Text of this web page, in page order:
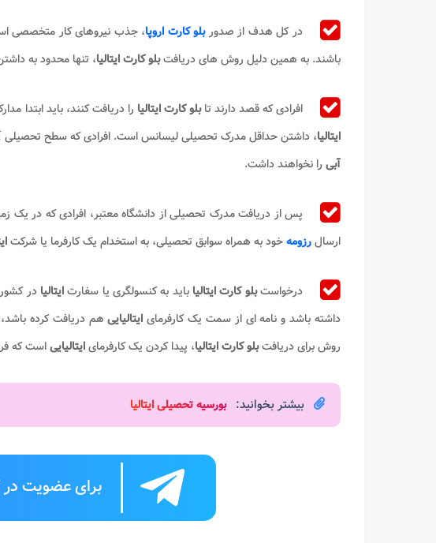
در کل هدف از صدوربلو کارت اروپا، جذب نیروهای کار متخصصی
باشند. به همین دلیل روش های دریافتبلو کارت ایتالیا، تنها محدود به
افرادی که قصد دارند تابلو کارت ایتالیا را دریافت کنند، باید ابتدا
ایتالیا، داشتن حداقل مدرک تحصیلی لیسانس است. افرادی که سطح تحصیلی
آبی را نخواهند داشت.
ارسالرزومهخود به همراه سوابق تحصیلی، به استخدام یک کارفرما یا شرکت
درخواستبلو کارت ایتالیا باید به کنسولگری یا سفارتایتالیادر
داشته باشد و نامه ای از سمت یک کارفرمای ایتالیایی هم دریافت کرده
روش برای دریافتبلو کارت ایتالیا، پیدا کردن یک کارفرمایایتالیاییاست که
بیشتر بخوانید: بورسیه تحصیلی ایتالیا
برای عضویت در